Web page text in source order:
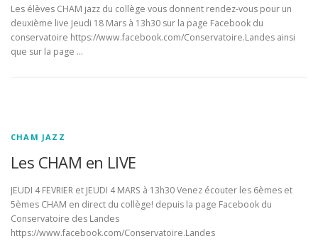
Les élèves CHAM jazz du collège vous donnent rendez-vous pour un
deuxième live Jeudi 18 Mars à 13h30 sur la page Facebook du
conservatoire https://www.facebook.com/Conservatoire.Landes ainsi
que sur la page …
CHAM JAZZ
Les CHAM en LIVE
JEUDI 4 FEVRIER et JEUDI 4 MARS à 13h30 Venez écouter les 6èmes et
5èmes CHAM en direct du collège! depuis la page Facebook du
Conservatoire des Landes
https://www.facebook.com/Conservatoire.Landes